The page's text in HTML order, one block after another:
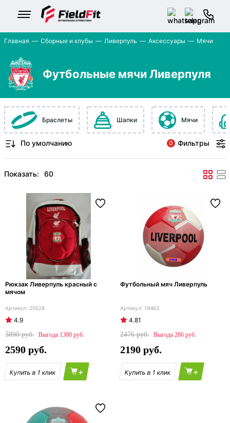
Главная Сборные и клубы Ливерпуль Аксессуары Мячи
Футбольные мячи Ливерпуля
Браслеты Шапки Мячи
0 Фильтры
Показать:
Рюкзак Ливерпуль красный с
мячом
20528
4.9
3890
1300
2590
+
Футбольный мяч Ливерпуль
19463
4.81
2476
286
2190
+